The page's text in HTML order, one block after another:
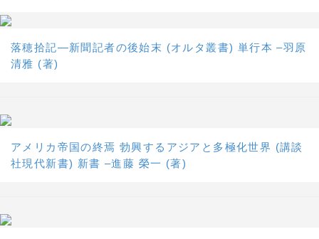
落穂拾記―新聞記者の後始末 (オルタ叢書) 単行本 –羽原
清雅 (著)
アメリカ帝国の終焉 勃興するアジアと多極化世界 (講談
社現代新書) 新書 –進藤 榮一 (著)